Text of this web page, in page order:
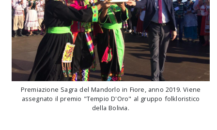
Premiazione Sagra del Mandorlo in Fiore, anno 2019. Viene
assegnato il premio "Tempio D'Oro" al gruppo folkloristico
della Bolivia.